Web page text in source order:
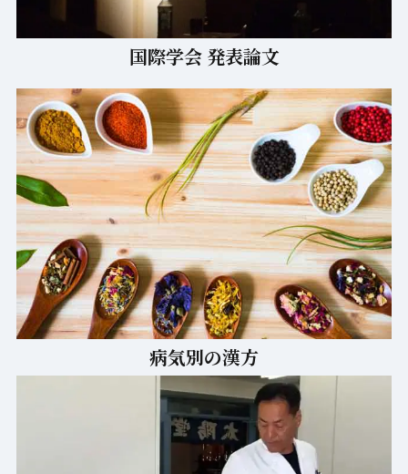
国際学会 発表論文
病気別の漢方